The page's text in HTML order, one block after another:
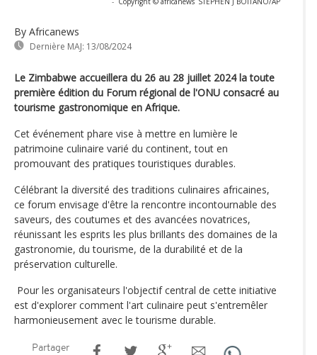
By Africanews
Dernière MAJ: 13/08/2024
Le Zimbabwe accueillera du 26 au 28 juillet 2024 la toute
première édition du Forum régional de l'ONU consacré au
tourisme gastronomique en Afrique.
Cet événement phare vise à mettre en lumière le
patrimoine culinaire varié du continent, tout en
promouvant des pratiques touristiques durables.
Célébrant la diversité des traditions culinaires africaines,
ce forum envisage d'être la rencontre incontournable des
saveurs, des coutumes et des avancées novatrices,
réunissant les esprits les plus brillants des domaines de la
gastronomie, du tourisme, de la durabilité et de la
préservation culturelle.
Pour les organisateurs l'objectif central de cette initiative
est d'explorer comment l'art culinaire peut s'entremêler
harmonieusement avec le tourisme durable.
Partager